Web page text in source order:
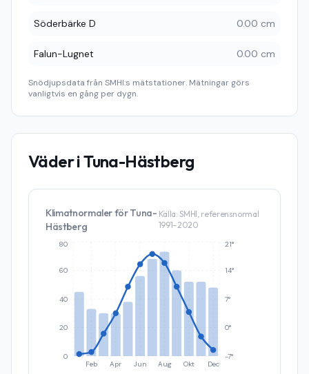
Söderbärke D 0.00 cm
Falun-Lugnet 0.00 cm
Snödjupsdata från SMHI:s mätstationer. Mätningar görs
vanligtvis en gång per dygn.
Väder iTuna-Hästberg
Klimatnormaler förTuna-
Hästberg
Källa: SMHI, referensnormal
1991–2020
Feb Apr Jun Aug Okt Dec
0
20
40
60
80
-7°
0°
7°
14°
21°